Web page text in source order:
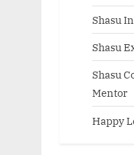
Shasu
Shasu
Shasu
Mentor
Happy